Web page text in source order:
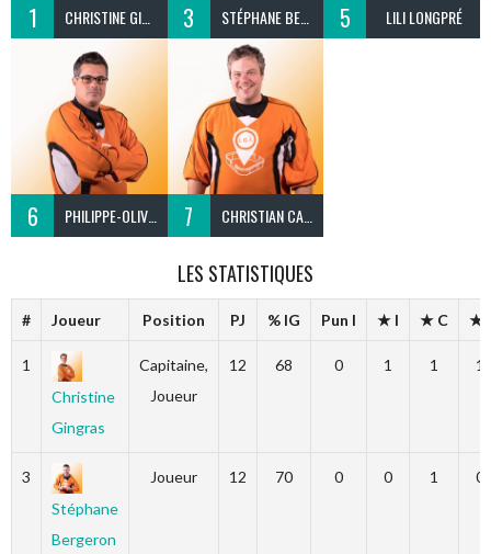
1 CHRISTINE GINGRAS 3 STÉPHANE BERGERON 5 LILI LONGPRÉ
6 PHILIPPE-OLIVIER GUIMOND 7 CHRISTIAN CARDIN
LES STATISTIQUES
# Joueur Position PJ % IG Pun I ★ I ★ C ★ I
1
Christine
Gingras
Capitaine,
Joueur
12 68 0 1 1 1
3
Stéphane
Bergeron
Joueur 12 70 0 0 1 0